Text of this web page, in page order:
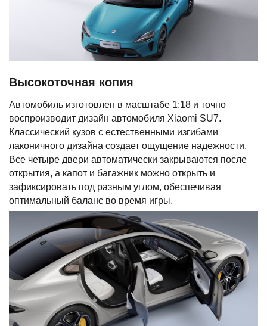
Высокоточная копия
Автомобиль изготовлен в масштабе 1:18 и точно
воспроизводит дизайн автомобиля Xiaomi SU7.
Классический кузов с естественными изгибами
лаконичного дизайна создает ощущение надежности.
Все четыре двери автоматически закрываются после
открытия, а капот и багажник можно открыть и
зафиксировать под разным углом, обеспечивая
оптимальный баланс во время игры.